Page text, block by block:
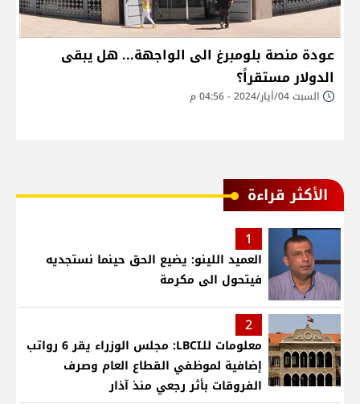
عودة منصة بلومبرغ الى الواجهة... هل يبقى
الدولار مستقراً؟
السبت 04/أيار/2024 - 04:56 م
الأكثر قراءة
1
العميد اللينو: يضيع الحق حينما نستجديه
فيتحول الى مكرمة
2
معلومات للـLBCI: مجلس الوزراء يقر 6 رواتب
إضافية لموظفي القطاع العام وصرف
الفروقات بأثر رجعي منذ آذار